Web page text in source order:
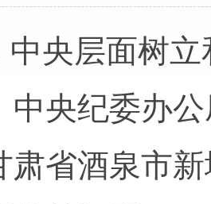
中央层面树
中央纪委办
肃省酒泉市